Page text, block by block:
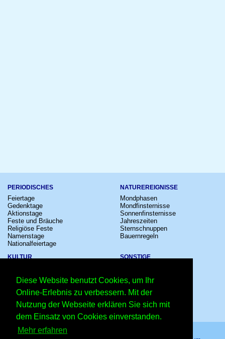
Diese Website benutzt Cookies, um Ihr
Online-Erlebnis zu verbessern. Mit der
Nutzung der Webseite erklären Sie sich mit
dem Einsatz von Cookies einverstanden.
Mehr erfahren
PERIODISCHES
Feiertage
Gedenktage
Aktionstage
Feste und Bräuche
Religiöse Feste
Namenstage
Nationalfeiertage
NATUREREIGNISSE
Mondphasen
Mondfinsternisse
Sonnenfinsternisse
Jahreszeiten
Sternschnuppen
Bauernregeln
KULTUR
Kinostarts
Festivals
Großevents
Comedy
Shows
SONSTIGE
Sternzeichen
Schalttage
Wahltage
Erinnerungen
Volksfeste